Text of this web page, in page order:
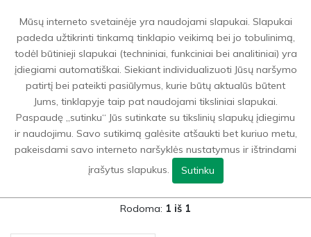
Diskgolfas
GRĮŽTI ATGAL ĮDISKGOLFAS
FILTRAI
Rodoma: 1 iš 1
Mūsų interneto svetainėje yra naudojami slapukai. Slapukai
padeda užtikrinti tinkamą tinklapio veikimą bei jo tobulinimą,
todėl būtinieji slapukai (techniniai, funkciniai bei analitiniai) yra
įdiegiami automatiškai. Siekiant individualizuoti Jūsų naršymo
patirtį bei pateikti pasiūlymus, kurie būtų aktualūs būtent
Jums, tinklapyje taip pat naudojami tiksliniai slapukai.
Paspaudę „sutinku“ Jūs sutinkate su tikslinių slapukų įdiegimu
ir naudojimu. Savo sutikimą galėsite atšaukti bet kuriuo metu,
pakeisdami savo interneto naršyklės nustatymus ir ištrindami
įrašytus slapukus.
Sutinku